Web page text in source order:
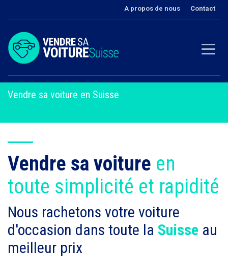
A propos de nous Contact
Vendre sa voiture en Suisse
Vendre sa voiture en
toute simplicité et rapidité
Nous rachetons votre voiture
d'occasion dans toute la Suisse au
meilleur prix